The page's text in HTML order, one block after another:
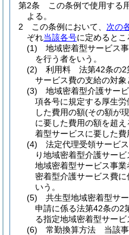
第2条
この条例で使用する
よる。
2
この条例において、 次の
ぞれ当該各号に定めるとこ
(1)
地域密着型サービス
を行う者をいう。
(2)
利用料 法第42条の2
サービス費の支給の対象
(3)
地域密着型介護サー
項各号に規定する厚生
した費用の額(その額が
に要した費用の額を超
着型サービスに要した
(4)
法定代理受領サービ
り地域密着型介護サー
地域密着型サービス事
密着型介護サービス費
いう。
(5)
共生型地域密着型サ
申請に係る法第42条の2
る指定地域密着型サービ
(6)
常勤換算方法 当該事